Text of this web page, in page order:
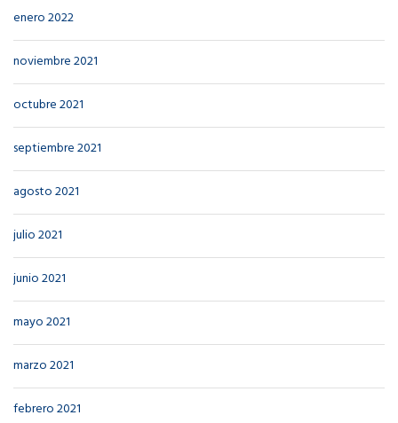
enero 2022
noviembre 2021
octubre 2021
septiembre 2021
agosto 2021
julio 2021
junio 2021
mayo 2021
marzo 2021
febrero 2021